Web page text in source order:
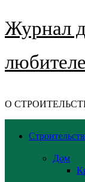
Журнал
О
Дом